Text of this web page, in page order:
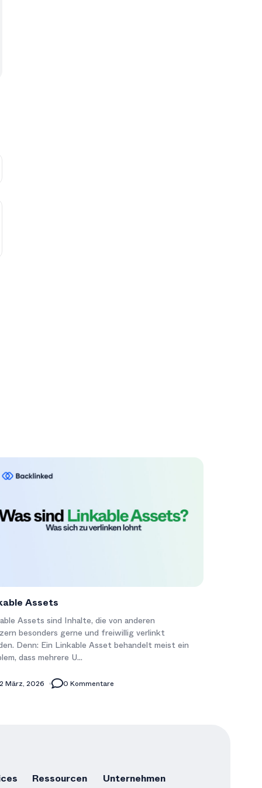
Assets
Assets sind Inhalte, die von anderen
besonders gerne und freiwillig verlinkt
Denn: Ein Linkable Asset behandelt meist ein
dass mehrere U...
März, 2026 0 Kommentare
Ressourcen Unternehmen